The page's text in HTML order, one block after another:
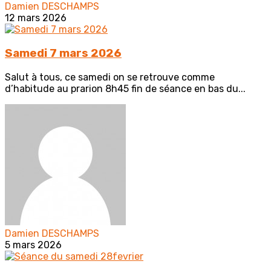
Damien DESCHAMPS
12 mars 2026
Samedi 7 mars 2026
Salut à tous, ce samedi on se retrouve comme
d’habitude au prarion 8h45 fin de séance en bas du...
Damien DESCHAMPS
5 mars 2026